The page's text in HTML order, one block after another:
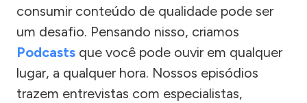
consumir conteúdo de qualidade pode ser
um desafio. Pensando nisso, criamos
Podcasts que você pode ouvir em qualquer
lugar, a qualquer hora. Nossos episódios
trazem entrevistas com especialistas,